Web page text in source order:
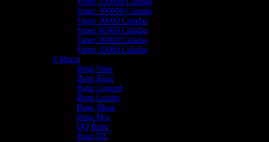
Vaper 100000 Caladas
Vaper 50000 Caladas
Vaper 45000 Caladas
Vaper 30000 Caladas
Vaper 15000 Caladas
# Marca
Bang Vape
Bang King
Bang Legend
Bang Leader
Bang Blaze
Bang Box
QQ Bang
Bang DE